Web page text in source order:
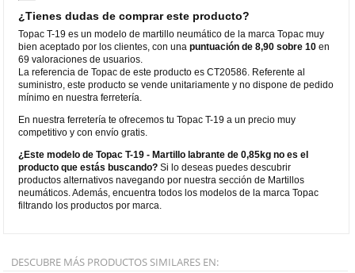
¿Tienes dudas de comprar este producto?
Topac T-19 es un modelo de martillo neumático de la marca Topac muy
bien aceptado por los clientes, con unapuntuación de 8,90 sobre 10 en
69 valoraciones de usuarios.
La referencia de Topac de este producto es CT20586. Referente al
suministro, este producto se vende unitariamente y no dispone de pedido
mínimo en nuestra ferretería.
En nuestra ferretería te ofrecemos tu Topac T-19 a un precio muy
competitivo y con envío gratis.
¿Este modelo de Topac T-19 - Martillo labrante de 0,85kg no es el
producto que estás buscando? Si lo deseas puedes descubrir
productos alternativos navegando por nuestra sección de Martillos
neumáticos. Además, encuentra todos los modelos de la marca Topac
filtrando los productos por marca.
DESCUBRE MÁS PRODUCTOS SIMILARES EN: